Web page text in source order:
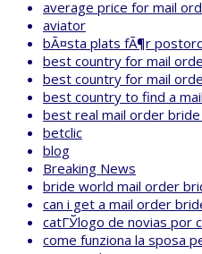
average price for mail
aviator
bÃ¤sta plats fÃ¶r
best country for mail
best country for mail
best country to find a
best real mail order
betclic
blog
Breaking News
bride world mail order
can i get a mail order
catГЎlogo de novias por
come funziona la sposa